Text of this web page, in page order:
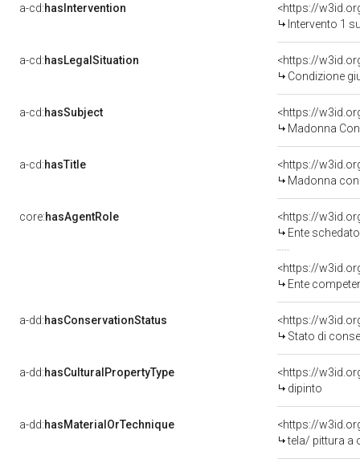
a-cd:hasIntervention
<https://
Intervento 1
a-cd:hasLegalSituation
Condizione
a-cd:hasSubject
<https://
Madonna
a-cd:hasTitle
<https://
Madonna
core:hasAgentRole
<https://
Ente schedatore del bene
<https://
Ente competente
a-dd:hasConservationStatus
<https://
Stato di
a-dd:hasCulturalPropertyType
<https://
dipinto
a-dd:hasMaterialOrTechnique
<https://
tela/ pittura a